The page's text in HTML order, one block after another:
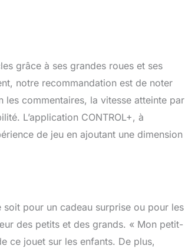
grâce à ses grandes roues et ses
notre recommandation est de noter
les commentaires, la vitesse atteinte par
L’application CONTROL+, à
de jeu en ajoutant une dimension
pour un cadeau surprise ou pour les
des petits et des grands. « Mon petit-
ce jouet sur les enfants. De plus,